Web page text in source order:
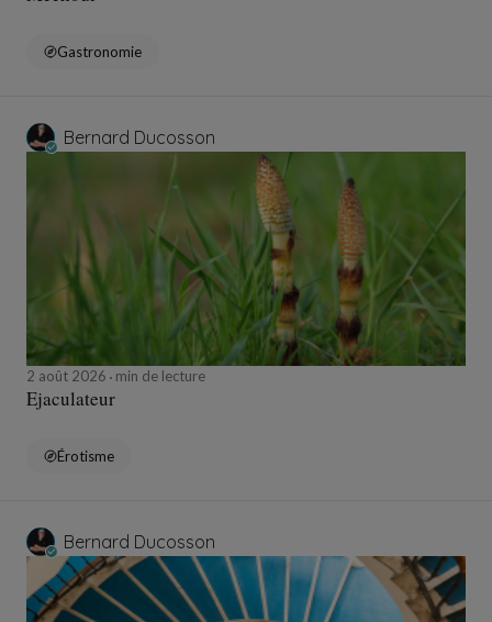
Gastronomie
Bernard Ducosson
2 août 2026 min de lecture
Ejaculateur
Érotisme
Bernard Ducosson